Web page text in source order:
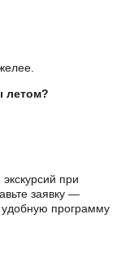
летом?
при
заявку —
удобную программу